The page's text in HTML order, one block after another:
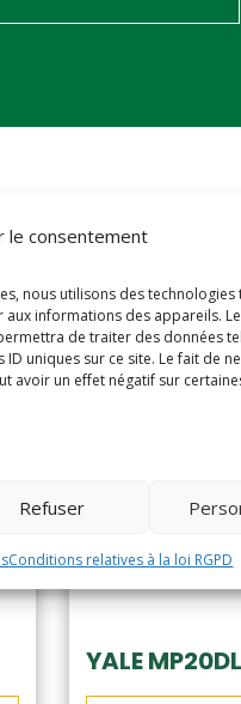
le consentement
nous utilisons des technologies
informations des appareils.
de traiter des données
uniques sur ce site. Le fait de
avoir un effet négatif sur
Refuser
Conditions relatives à la loi RGPD
de matériels de
repeints, prêts à
YALE